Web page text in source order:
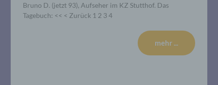
Bruno D. (jetzt 93), Aufseher im KZ Stutthof. Das
Tagebuch: << < Zurück 1 2 3 4
mehr ...